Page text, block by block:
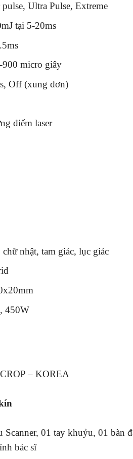
Ultra Pulse, Extreme
tại 5-20ms
900 micro giây
Off (xung đơn)
điểm laser
nhật, tam giác, lục giác
450W
– KOREA
Scanner, 01 tay khuỷu, 01 bàn
bác sĩ